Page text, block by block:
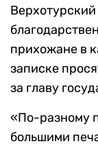
прихожане в
записке
за главу
«По-разному
большими